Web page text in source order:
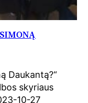
Daukantą?“
skyriaus
10-27